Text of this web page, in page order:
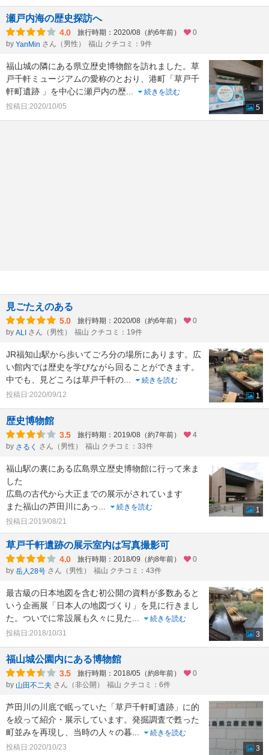
瀬戸内海の歴史探訪へ
4.0 旅行時期：2020/08（約6年前）
0
by YanMin さん（男性） 福山 クチコミ：9件
福山城の隣にある県立歴史博物館を訪れました。草
戸千軒ミュージアムの愛称のとおり、港町「草戸千
軒町遺跡 」を中心に瀬戸内の歴
続きを読む
投稿日:2020/10/05
5
見ごたえのある
5.0 旅行時期：2020/08（約6年前）
0
by ALI さん（男性） 福山 クチコミ：19件
JR福知山駅から歩いてごろ分の場所にあります。広
い館内では歴史を学びながら回ることができます。
中でも、見どころは草戸千軒の
続きを読む
投稿日:2020/09/12
1
歴史博物館
3.5 旅行時期：2019/08（約7年前）
4
by さるく さん（男性） 福山 クチコミ：33件
福山駅の裏にある広島県立歴史博物館に行って来ま
した
広島の古代から大正までの展示がされています
また福山の芦田川にあっ
続きを読む
投稿日:2019/08/21
1
草戸千軒遺跡の展示室内は写真撮影可
4.0 旅行時期：2018/09（約8年前）
0
by 岳人28号 さん（男性） 福山 クチコミ：43件
最古級の日本地図を含む初公開の資料が多数あると
いう企画展「日本人の地図づくり」を見に行きまし
た。ついでに常設展も久々に見た
続きを読む
投稿日:2018/10/31
3
福山城公園内にある博物館
3.5 旅行時期：2018/05（約8年前）
0
by 山田不二夫 さん（非公開） 福山 クチコミ：6件
芦田川の川底で眠っていた「草戸千軒町遺跡」に的
を絞って紹介・展示しています。発掘調査で甦った
町並みを再現し、当時の人々の暮
続きを読む
投稿日:2020/10/23
3